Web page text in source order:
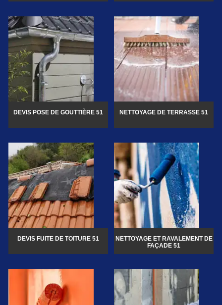
DEVIS POSE DE GOUTTIÈRE 51 NETTOYAGE DE TERRASSE 51
DEVIS FUITE DE TOITURE 51
NETTOYAGE ET RAVALEMENT DE
FAÇADE 51